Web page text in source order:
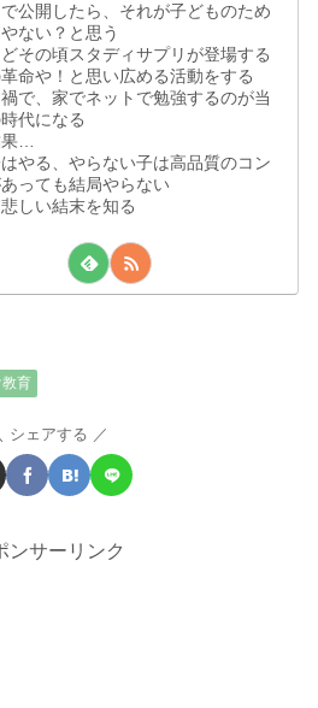
で公開したら、それが子どものため
ない？と思う
どその頃スタディサプリが登場する
革命や！と思い広める活動をする
禍で、家でネットで勉強するのが当
代になる
果…
はやる、やらない子は高品質のコン
っても結局やらない
悲しい結末を知る
育
シェアする
ンサーリンク